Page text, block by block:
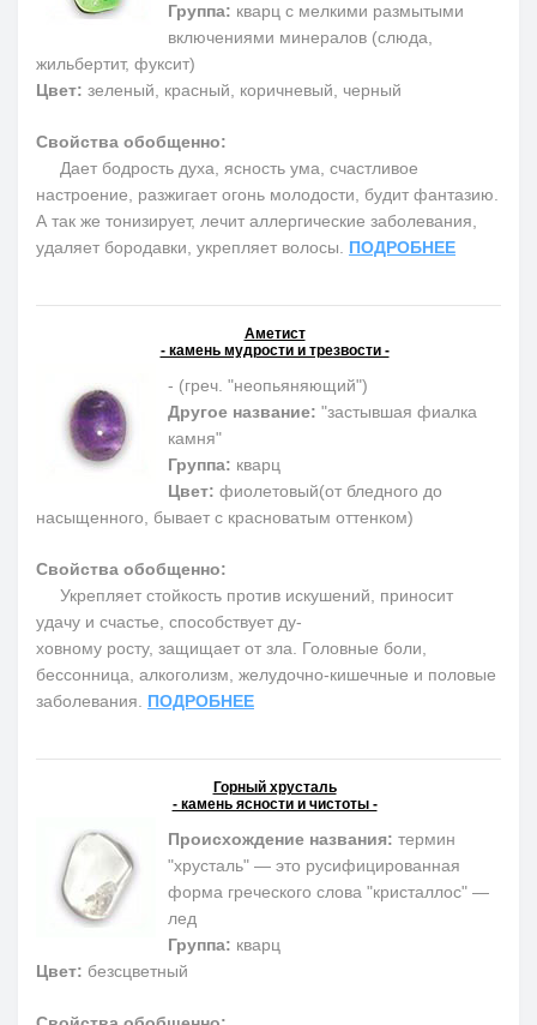
Группа: кварц с мелкими размытыми
включениями минералов (слюда,
жильбертит, фуксит)
Цвет: зеленый, красный, коричневый, черный
Свойства обобщенно:
Дает бодрость духа, ясность ума, счастливое
настроение, разжигает огонь молодости, будит фантазию.
А так же тонизирует, лечит аллергические заболевания,
удаляет бородавки, укрепляет волосы. ПОДРОБНЕЕ
Аметист
- камень мудрости и трезвости -
- (греч. "неопьяняющий")
Другое название: "застывшая фиалка
камня"
Группа: кварц
Цвет: фиолетовый(от бледного до
насыщенного, бывает с красноватым оттенком)
Свойства обобщенно:
Укрепляет стойкость против искушений, приносит
удачу и счастье, способствует ду-
ховному росту, защищает от зла. Головные боли,
бессонница, алкоголизм, желудочно-кишечные и половые
заболевания. ПОДРОБНЕЕ
Горный хрусталь
- камень ясности и чистоты -
Происхождение названия: термин
"хрусталь" — это русифицированная
форма греческого слова "кристаллос" —
лед
Группа: кварц
Цвет: безсцветный